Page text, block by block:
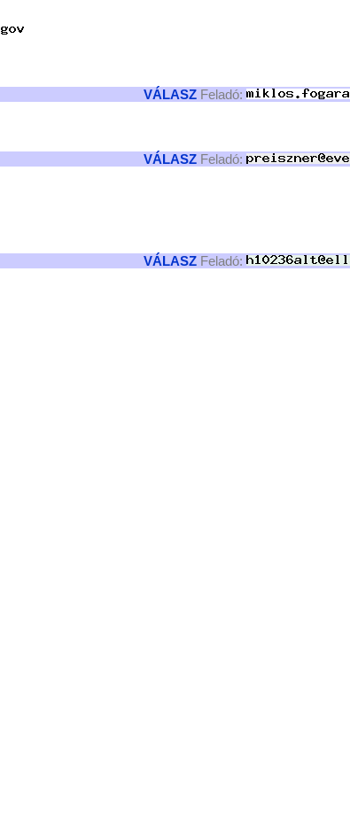
VÁLASZ Feladó:
VÁLASZ Feladó:
VÁLASZ Feladó: